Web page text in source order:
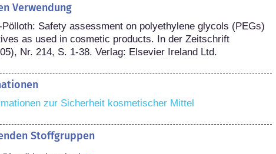
Verwendung
Safety assessment on polyethylene glycols (PEGs)
as used in cosmetic products. In der Zeitschrift
Nr. 214, S. 1-38. Verlag: Elsevier Ireland Ltd.
zur Sicherheit kosmetischer Mittel
Stoffgruppen